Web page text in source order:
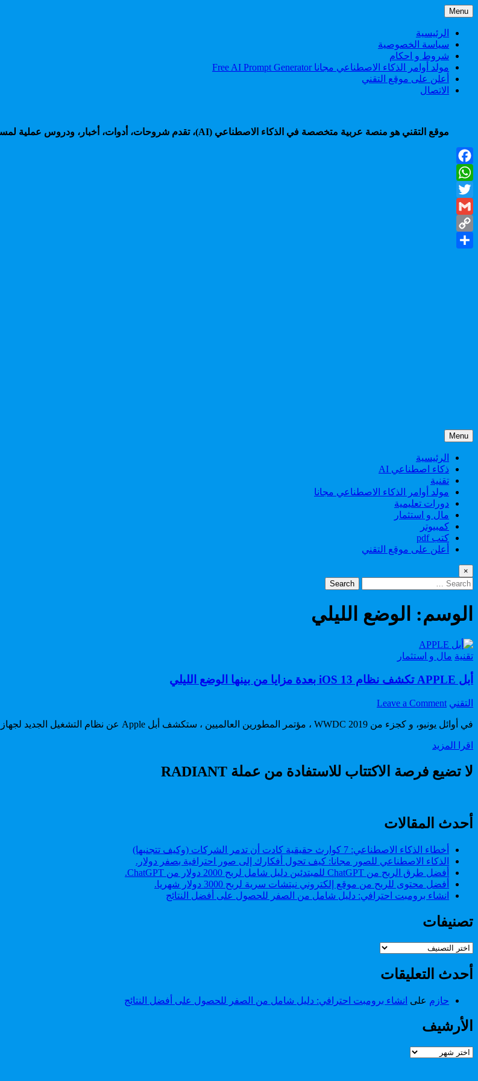
Skip
to
content
Menu
الرئيسية
سياسة الخصوصية
شروط و احكام
مولد أوامر الذكاء الاصطناعي مجانا Free AI Prompt Generator
أعلن على موقع التقني
الاتصال
موقع التقني هو منصة عربية متخصصة في الذكاء الاصطناعي (AI)، تقدم شروحات، أدوات، أخبار، ودروس عملية لمساعدتك على التعلم، الإنتاجية، والربح من أحدث تقنيات الذكاء الاصطناعي.
Facebook
WhatsApp
Twitter
Gmail
Copy
Menu
الرئيسية
ذكاء اصطناعي AI
تقنية
مولد أوامر الذكاء الاصطناعي مجانا
دورات تعليمية
مال و استثمار
كمبيوتر
كتب pdf
أعلن على موقع التقني
×
Search
for:
الوسم: الوضع الليلي
Posted
تقنية مال و استثمار
أبل APPLE تكشف نظام iOS 13 بعدة مزايا من بينها الوضع الليلي
Author:
التقني Leave a Comment
on
APPLE
13
في أوائل يونيو، و كجزء من WWDC 2019 ، مؤتمر المطورين العالميين ، ستكشف أبل Apple عن نظام التشغيل الجديد لجهازي iPhone و iPad
اقرا المزيد
تكشف
نظام
مزايا
بينها
الوضع
الليلي
لا تضيع فرصة الاكتتاب للاستفادة من عملة RADIANT
أحدث المقالات
أخطاء الذكاء الاصطناعي: 7 كوارث حقيقية كادت أن تدمر الشركات (وكيف تتجنبها)
الذكاء الاصطناعي للصور مجانا: كيف تحول أفكارك إلى صور احترافية بصفر دولار.
أفضل طرق الربح من ChatGPT للمبتدئين دليل شامل لربح 2000 دولار من ChatGPT.
أفضل محتوى للربح من موقع إلكتروني نيتشات سرية لربح 3000 دولار شهريا.
انشاء برومبت احترافي: دليل شامل من الصفر للحصول على أفضل النتائج
تصنيفات
تصنيفات
أحدث التعليقات
حازم على انشاء برومبت احترافي: دليل شامل من الصفر للحصول على أفضل النتائج
الأرشيف
الأرشيف